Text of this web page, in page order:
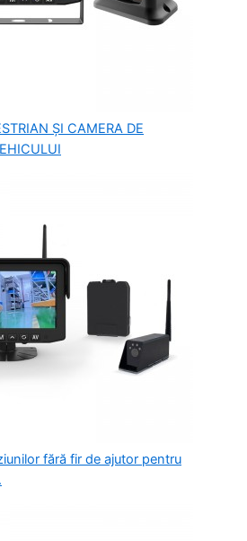
ȘI CAMERA DE
fără fir de ajutor pentru